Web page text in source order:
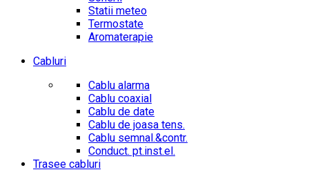
Statii meteo
Termostate
Aromaterapie
Cabluri
Cablu alarma
Cablu coaxial
Cablu de date
Cablu de joasa tens.
Cablu semnal.&contr.
Conduct. pt.inst.el.
Trasee cabluri